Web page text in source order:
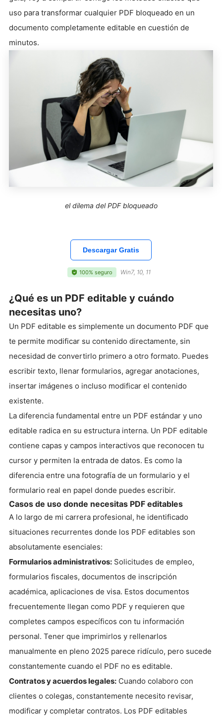
uso para transformar cualquier PDF bloqueado en un
documento completamente editable en cuestión de
minutos.
el dilema del PDF bloqueado
Descargar Gratis
100% seguro Win7, 10, 11
¿Qué es un PDF editable y cuándo
necesitas uno?
Un PDF editable es simplemente un documento PDF que
te permite modificar su contenido directamente, sin
necesidad de convertirlo primero a otro formato. Puedes
escribir texto, llenar formularios, agregar anotaciones,
insertar imágenes o incluso modificar el contenido
existente.
La diferencia fundamental entre un PDF estándar y uno
editable radica en su estructura interna. Un PDF editable
contiene capas y campos interactivos que reconocen tu
cursor y permiten la entrada de datos. Es como la
diferencia entre una fotografía de un formulario y el
formulario real en papel donde puedes escribir.
Casos de uso donde necesitas PDF editables
A lo largo de mi carrera profesional, he identificado
situaciones recurrentes donde los PDF editables son
absolutamente esenciales:
Formularios administrativos: Solicitudes de empleo,
formularios fiscales, documentos de inscripción
académica, aplicaciones de visa. Estos documentos
frecuentemente llegan como PDF y requieren que
completes campos específicos con tu información
personal. Tener que imprimirlos y rellenarlos
manualmente en pleno 2025 parece ridículo, pero sucede
constantemente cuando el PDF no es editable.
Contratos y acuerdos legales: Cuando colaboro con
clientes o colegas, constantemente necesito revisar,
modificar y completar contratos. Los PDF editables